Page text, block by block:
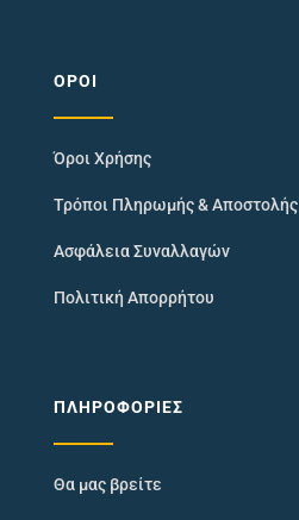
ΌΡΟΙ
Όροι Χρήσης
Τρόποι Πληρωμής & Αποστολής
Ασφάλεια Συναλλαγών
Πολιτική Απορρήτου
ΠΛΗΡΟΦΟΡΊΕΣ
Θα μας βρείτε